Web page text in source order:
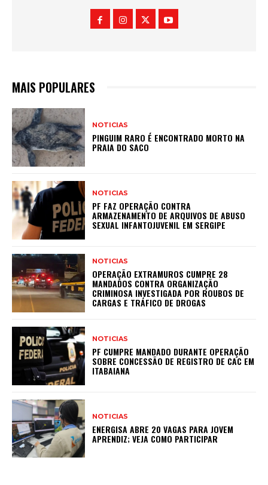
MAIS POPULARES
NOTICIAS
PINGUIM RARO É ENCONTRADO MORTO NA
PRAIA DO SACO
NOTICIAS
PF FAZ OPERAÇÃO CONTRA
ARMAZENAMENTO DE ARQUIVOS DE ABUSO
SEXUAL INFANTOJUVENIL EM SERGIPE
NOTICIAS
OPERAÇÃO EXTRAMUROS CUMPRE 28
MANDADOS CONTRA ORGANIZAÇÃO
CRIMINOSA INVESTIGADA POR ROUBOS DE
CARGAS E TRÁFICO DE DROGAS
NOTICIAS
PF CUMPRE MANDADO DURANTE OPERAÇÃO
SOBRE CONCESSÃO DE REGISTRO DE CAC EM
ITABAIANA
NOTICIAS
ENERGISA ABRE 20 VAGAS PARA JOVEM
APRENDIZ; VEJA COMO PARTICIPAR